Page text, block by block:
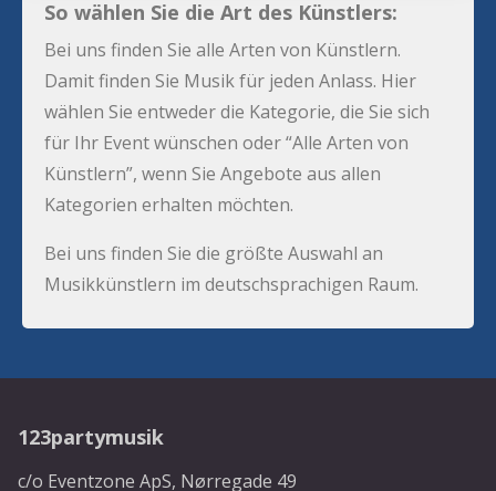
So wählen Sie die Art des Künstlers:
Bei uns finden Sie alle Arten von Künstlern.
Damit finden Sie Musik für jeden Anlass. Hier
wählen Sie entweder die Kategorie, die Sie sich
für Ihr Event wünschen oder “Alle Arten von
Künstlern”, wenn Sie Angebote aus allen
Kategorien erhalten möchten.
Bei uns finden Sie die größte Auswahl an
Musikkünstlern im deutschsprachigen Raum.
123partymusik
c/o Eventzone ApS, Nørregade 49